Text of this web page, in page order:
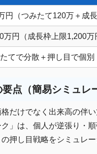
円（つみたて120万＋成長
万円（成長枠上限1,200万
てで分散＋押し目で個別
点（簡易シミュレ
だけでなく出来高の伴
」は、個人が逆張り・
押し目戦略をシミュレー